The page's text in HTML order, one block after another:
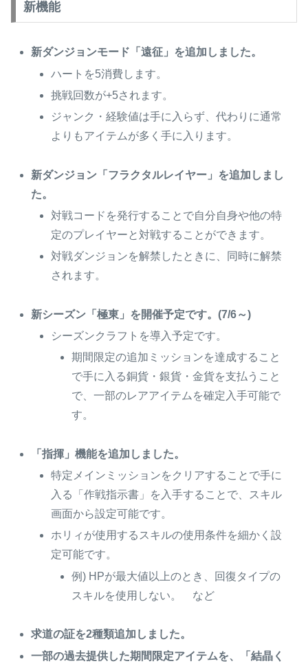
新機能
新ダンジョンモード「遠征」を追加しました。
ハートを5消費します。
挑戦回数が+5されます。
ジャンク・経験値は手に入らず、代わりに通常
よりもアイテムが多く手に入ります。
新ダンジョン「フラクタルレイヤー」を追加しまし
た。
対戦コードを発行することで自分自身や他の特
定のプレイヤーと対戦することができます。
対戦ダンジョンを解禁したときに、同時に解禁
されます。
新シーズン「極東」を開催予定です。(7/6～)
シーズンクラフトを導入予定です。
期間限定の追加ミッションを達成すること
で手に入る銅貨・銀貨・金貨を支払うこと
で、一部のレアアイテムを確定入手可能で
す。
「指揮」機能を追加しました。
特定メインミッションをクリアすることで手に
入る「作戦指示書」を入手することで、スキル
画面から設定可能です。
ホリィが使用するスキルの使用条件を細かく設
定可能です。
例) HPが最大値以上のとき、回復タイプの
スキルを使用しない。 など
求道の証を2種類追加しました。
一部の過去提供した期間限定アイテムを、「結晶く